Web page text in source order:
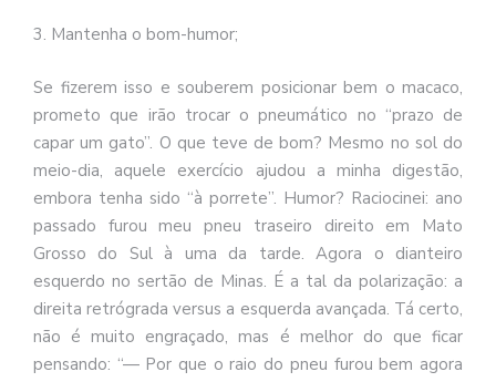
3. Mantenha o bom-humor;
Se fizerem isso e souberem posicionar bem o macaco,
prometo que irão trocar o pneumático no “prazo de
capar um gato”. O que teve de bom? Mesmo no sol do
meio-dia, aquele exercício ajudou a minha digestão,
embora tenha sido “à porrete”. Humor? Raciocinei: ano
passado furou meu pneu traseiro direito em Mato
Grosso do Sul à uma da tarde. Agora o dianteiro
esquerdo no sertão de Minas. É a tal da polarização: a
direita retrógrada versus a esquerda avançada. Tá certo,
não é muito engraçado, mas é melhor do que ficar
pensando: “— Por que o raio do pneu furou bem agora